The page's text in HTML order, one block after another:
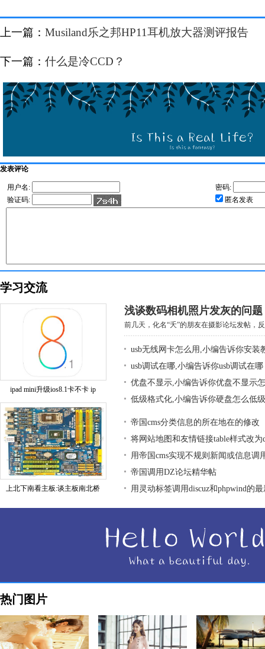
上一篇： Musiland乐之邦HP11耳机放大器测评报告
下一篇： 什么是冷CCD？
发表评论
用户名:
密码:
验证码:
匿名发表
学习交流
ipad mini升级ios8.1卡不卡 ip
上北下南看主板:谈主板南北桥
浅谈数码相机照片发灰的问题
前几天，化名“夭”的朋友在摄影论坛发帖，
usb无线网卡怎么用,小编告诉你安装
usb调试在哪,小编告诉你usb调试在哪
优盘不显示,小编告诉你优盘不显示
低级格式化,小编告诉你硬盘怎么低
帝国cms分类信息的所在地在的修改
将网站地图和友情链接table样式改为
用帝国cms实现不规则新闻或信息调
帝国调用DZ论坛精华帖
用灵动标签调用discuz和phpwind的
热门图片